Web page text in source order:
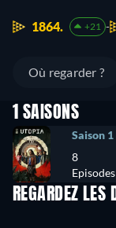
1864. +21
Où regarder ?
1 SAISONS
Saison 1
8
Episodes
REGARDEZ LES